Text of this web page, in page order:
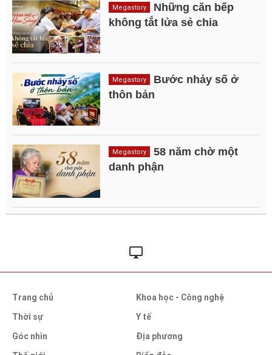
Megastory
Những căn bếp
không tắt lửa sẻ chia
Megastory
Bước nhảy số ở
thôn bản
Megastory
58 năm chờ một
danh phận
Trang chủ
Thời sự
Góc nhìn
Khoa học - Công nghệ
Y tế
Địa phương